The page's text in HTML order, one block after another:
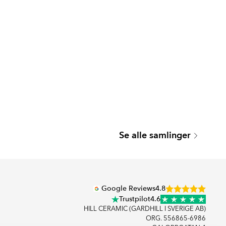
Se alle samlinger
Google Reviews4.8
Trustpilot4.6
HILL CERAMIC (GARDHILL I SVERIGE AB)
ORG. 556865-6986